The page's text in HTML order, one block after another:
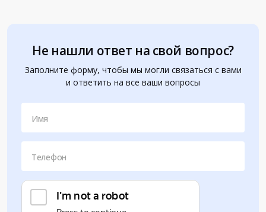
Не нашли ответ на свой вопрос?
Заполните форму, чтобы мы могли связаться с вами
и ответить на все ваши вопросы
Имя
Телефон